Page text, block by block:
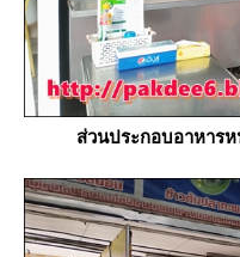
ส่วนประกอบอาหาร